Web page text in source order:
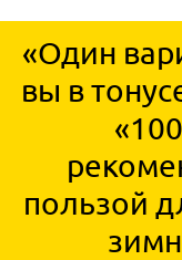
«Один
вы в
пользой